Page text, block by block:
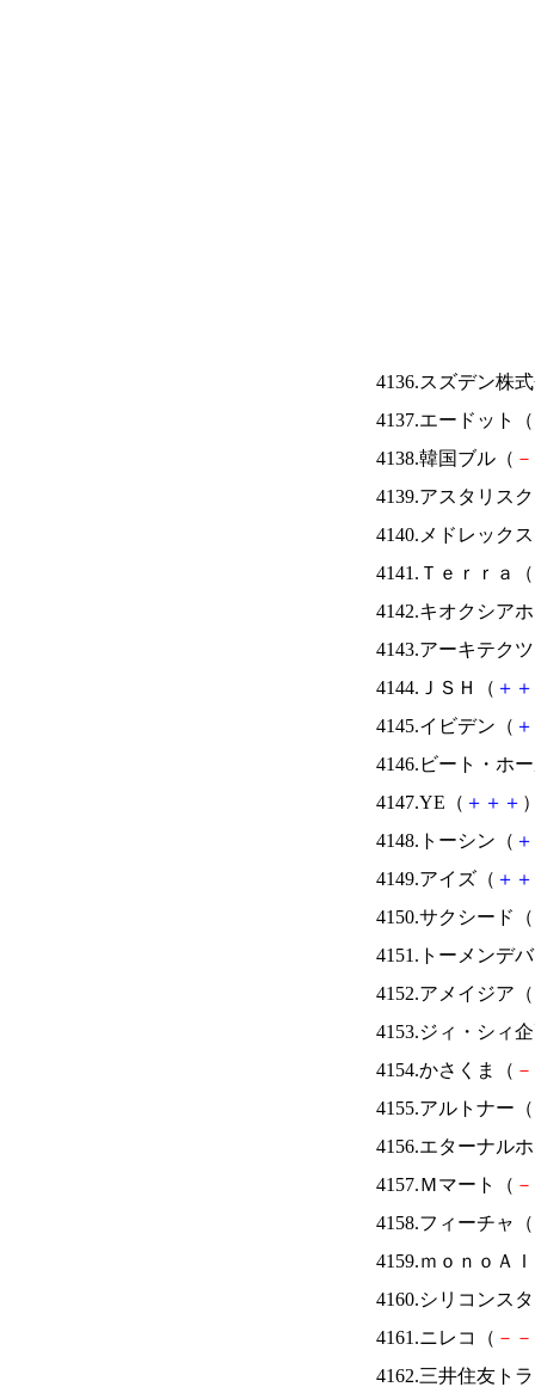
4136.スズデン株
4137.エードット（
4138.韓国ブル（ －
4139.アスタリス
4140.メドレック
4141.Ｔｅｒｒａ（
4142.キオクシア
4143.アーキテク
4144.ＪＳＨ（ ＋ ＋
4145.イビデン（ ＋
4146.ビート・ホ
4147.YE（ ＋ ＋ ＋
4148.トーシン（ ＋
4149.アイズ（ ＋ ＋
4150.サクシード（
4151.トーメンデ
4152.アメイジア（
4153.ジィ・シィ
4154.かさくま（ －
4155.アルトナー（
4156.エターナル
4157.Ｍマート（ －
4158.フィーチャ（
4159.ｍｏｎｏＡ
4160.シリコンス
4161.ニレコ（ － －
4162.三井住友ト